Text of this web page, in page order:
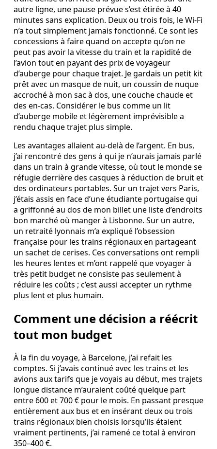
autre ligne, une pause prévue s’est étirée à 40
minutes sans explication. Deux ou trois fois, le Wi‑Fi
n’a tout simplement jamais fonctionné. Ce sont les
concessions à faire quand on accepte qu’on ne
peut pas avoir la vitesse du train et la rapidité de
l’avion tout en payant des prix de voyageur
d’auberge pour chaque trajet. Je gardais un petit kit
prêt avec un masque de nuit, un coussin de nuque
accroché à mon sac à dos, une couche chaude et
des en‑cas. Considérer le bus comme un lit
d’auberge mobile et légèrement imprévisible a
rendu chaque trajet plus simple.
Les avantages allaient au‑delà de l’argent. En bus,
j’ai rencontré des gens à qui je n’aurais jamais parlé
dans un train à grande vitesse, où tout le monde se
réfugie derrière des casques à réduction de bruit et
des ordinateurs portables. Sur un trajet vers Paris,
j’étais assis en face d’une étudiante portugaise qui
a griffonné au dos de mon billet une liste d’endroits
bon marché où manger à Lisbonne. Sur un autre,
un retraité lyonnais m’a expliqué l’obsession
française pour les trains régionaux en partageant
un sachet de cerises. Ces conversations ont rempli
les heures lentes et m’ont rappelé que voyager à
très petit budget ne consiste pas seulement à
réduire les coûts ; c’est aussi accepter un rythme
plus lent et plus humain.
Comment une décision a réécrit
tout mon budget
À la fin du voyage, à Barcelone, j’ai refait les
comptes. Si j’avais continué avec les trains et les
avions aux tarifs que je voyais au début, mes trajets
longue distance m’auraient coûté quelque part
entre 600 et 700 € pour le mois. En passant presque
entièrement aux bus et en insérant deux ou trois
trains régionaux bien choisis lorsqu’ils étaient
vraiment pertinents, j’ai ramené ce total à environ
350–400 €.